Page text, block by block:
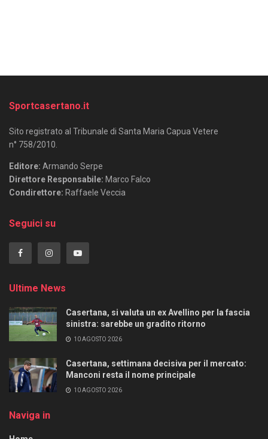
Sportcasertano.it
Sito registrato al Tribunale di Santa Maria Capua Vetere
n° 758/2010.
Editore: Armando Serpe
Direttore Responsabile: Marco Falco
Condirettore: Raffaele Veccia
Seguici su
Ultime News
Casertana, si valuta un ex Avellino per la fascia
sinistra: sarebbe un gradito ritorno
10 AGOSTO 2026
Casertana, settimana decisiva per il mercato:
Manconi resta il nome principale
10 AGOSTO 2026
Naviga in